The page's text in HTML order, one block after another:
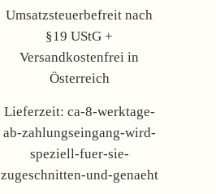
Umsatzsteuerbefreit nach
§19 UStG +
Versandkostenfrei in
Österreich
Lieferzeit: ca-8-werktage-
ab-zahlungseingang-wird-
speziell-fuer-sie-
zugeschnitten-und-genaeht